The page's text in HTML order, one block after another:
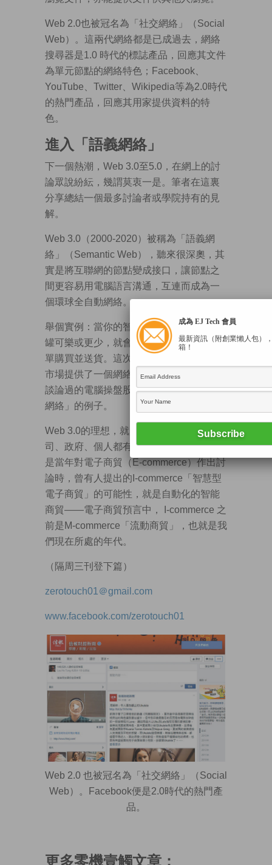
Web 2.0也被冠名為「社交網絡」（Social
Web）。這兩代網絡都是已成過去，網絡
搜尋器是1.0 時代的標誌產品，回應其文件
為單元節點的網絡特色；Facebook、
YouTube、Twitter、Wikipedia等為2.0時代
的熱門產品，回應其用家提供資料的特
色。
進入「語義網絡」
下一個熱潮，Web 3.0至5.0，在網上的討
論眾說紛紜，幾謂莫衷一是。筆者在這裏
分享總結一個最多討論者或學院持有的見
解。
Web 3.0（2000-2020）被稱為「語義網
絡」（Semantic Web），聽來很深奧，其
實是將互聯網的節點變成接口，讓節點之
間更容易用電腦語言溝通，互連而成為一
個環球全自動網絡。
舉個實例：當你的智能雪櫃計算到只剩下5
罐可樂或更少，就會自動通知超級市場落
單購買並送貨。這次自動入貨，全因超級
市場提供了一個網絡接口。又或者前幾篇
談論過的電腦操盤股票買賣，都是「語義
網絡」的例子。
Web 3.0的理想，就是全世界所有機構、公
司、政府、個人都有這種語義接口。這亦
是當年對電子商貿（E-commerce）作出討
論時，曾有人提出的I-commerce「智慧型
電子商貿」的可能性，就是自動化的智能
商貿——電子商貿預言中， I-commerce 之
前是M-commerce「流動商貿」，也就是我
們現在所處的年代。
（隔周三刊登下篇）
zerotouch01＠gmail.com
www.facebook.com/zerotouch01
Web 2.0 也被冠名為「社交網絡」（Social
Web）。Facebook便是2.0時代的熱門產
品。
更多零機壹觸文章：
成為 EJ Tech 會員
最新資訊（附創業懶人包）
箱！